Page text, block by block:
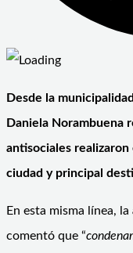
Desde la
Daniela Norambuena
antisociales
ciudad y principal
En esta misma línea, la
comentó que “